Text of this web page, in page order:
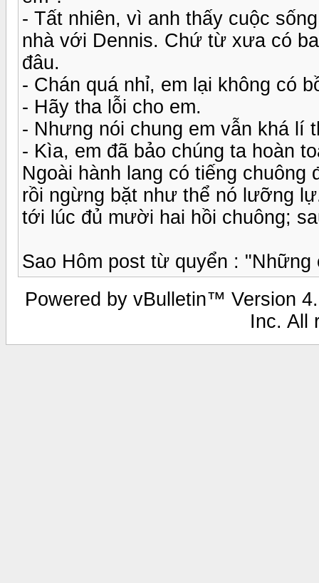
- Tất nhiên, vì anh thấy cuộc
nhà với Dennis. Chứ từ xưa có
đâu.
- Chán quá nhỉ, em lại không có
- Hãy tha lỗi cho em.
- Nhưng nói chung em vẫn khá lí
- Kìa, em đã bảo chúng ta hoàn
Ngoài hành lang có tiếng chuông
rồi ngừng bặt như thể nó lưỡng
tới lúc đủ mười hai hồi chuông;
Sao Hôm post từ quyển :
Powered by vBulletin™ Version
Inc. All